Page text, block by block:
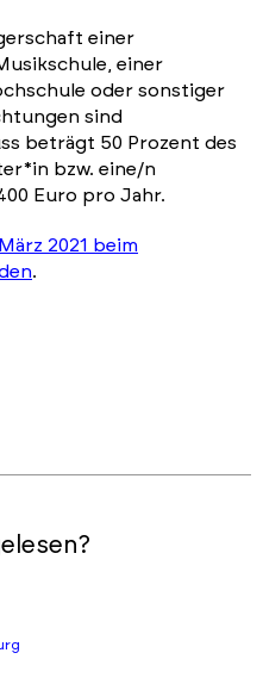
einer
einer
oder sonstiger
sind
beträgt 50 Prozent des
bzw. eine/n
Euro pro Jahr.
2021 beim
.